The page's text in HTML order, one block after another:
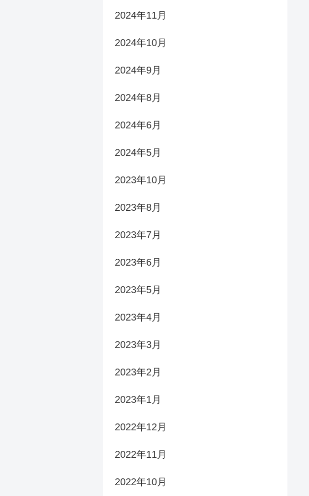
2024年11月
2024年10月
2024年9月
2024年8月
2024年6月
2024年5月
2023年10月
2023年8月
2023年7月
2023年6月
2023年5月
2023年4月
2023年3月
2023年2月
2023年1月
2022年12月
2022年11月
2022年10月